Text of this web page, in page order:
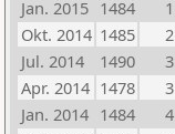
Jan. 2015 1484 1
Okt. 2014 1485 2
Jul. 2014
1490 3
Apr. 2014 1478 3
Jan. 2014 1484 4